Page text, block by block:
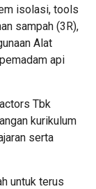
isolasi, tools
sampah (3R),
Alat
api
Tbk
kurikulum
serta
untuk terus